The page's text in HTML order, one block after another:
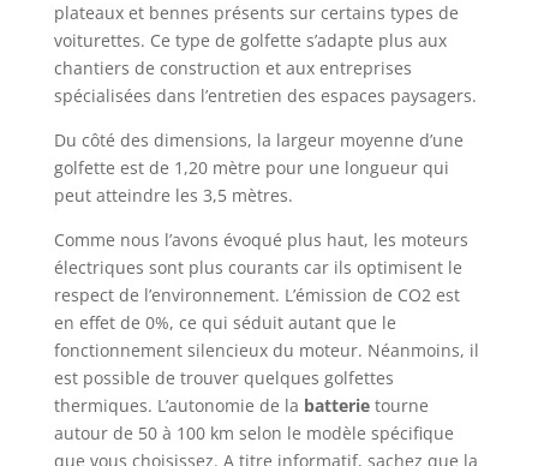
plateaux et bennes présents sur certains types de
voiturettes. Ce type de golfette s’adapte plus aux
chantiers de construction et aux entreprises
spécialisées dans l’entretien des espaces paysagers.
Du côté des dimensions, la largeur moyenne d’une
golfette est de 1,20 mètre pour une longueur qui
peut atteindre les 3,5 mètres.
Comme nous l’avons évoqué plus haut, les moteurs
électriques sont plus courants car ils optimisent le
respect de l’environnement. L’émission de CO2 est
en effet de 0%, ce qui séduit autant que le
fonctionnement silencieux du moteur. Néanmoins, il
est possible de trouver quelques golfettes
thermiques. L’autonomie de la batterietourne
autour de 50 à 100 km selon le modèle spécifique
que vous choisissez. A titre informatif, sachez que la